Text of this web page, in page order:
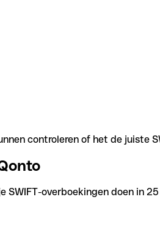
controleren of het de juiste
overboekingen doen in